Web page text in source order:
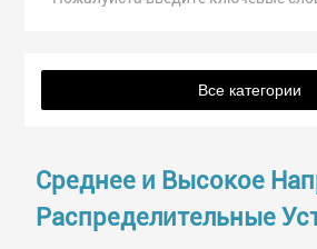
Все категории
Среднее и Высокое
Распределительные